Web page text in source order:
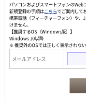
パソコンおよびスマートフォンのWeb
新規登録の手順はこちらでご案内して
携帯電話（フィーチャーフォン）や
けません。
【推奨するOS（Windows版）】
Windows 10以降
※ 推奨外のOSでは正しく表示されな
メールアドレス